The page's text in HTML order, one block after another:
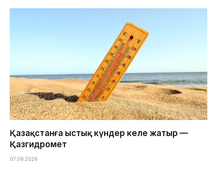
Қазақстанға ыстық күндер келе жатыр —
Қазгидромет
07.08.2026